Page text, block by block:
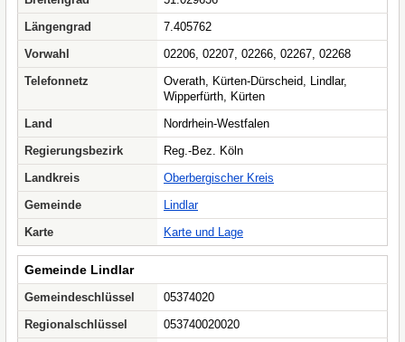
Längengrad
7.405762
Vorwahl
02206, 02207, 02266, 02267, 02268
Telefonnetz
Overath, Kürten-Dürscheid, Lindlar,
Wipperfürth, Kürten
Land
Nordrhein-Westfalen
Regierungsbezirk
Reg.-Bez. Köln
Landkreis
Oberbergischer Kreis
Gemeinde
Lindlar
Karte
Karte und Lage
Gemeinde Lindlar
Gemeindeschlüssel
05374020
Regionalschlüssel
053740020020